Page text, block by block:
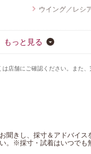
ウイング／レシ
ウイング／スリー
もっと見る
舗にご確認ください。また、
きし、採寸＆アドバイス
。※採寸・試着はいつでも